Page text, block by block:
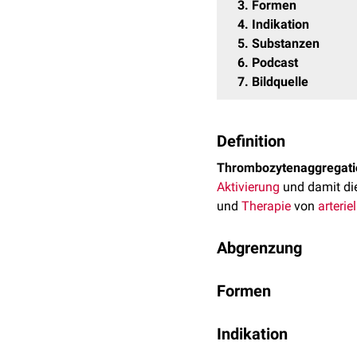
3 Formen
4 Indikation
5 Substanzen
6 Podcast
7 Bildquelle
Definition
Aktivierung und damit
und Therapie von
Abgrenzung
Medikamenten, die
und die Bildung eines
Formen
einfache
Indikation